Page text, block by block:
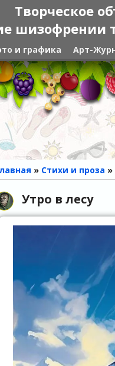
Творческое
шизофрении
и графика Арт-
» Стихи и проза »
Утро в лесу